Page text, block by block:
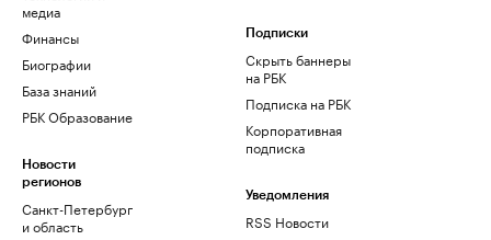
медиа
Финансы
Биографии
База знаний
РБК Образование
Новости
регионов
Санкт-Петербург
и область
Подписки
Скрыть баннеры
на РБК
Подписка на РБК
Корпоративная
подписка
Уведомления
RSS Новости